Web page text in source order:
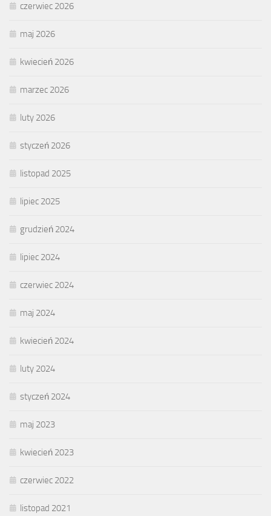
czerwiec 2026
maj 2026
kwiecień 2026
marzec 2026
luty 2026
styczeń 2026
listopad 2025
lipiec 2025
grudzień 2024
lipiec 2024
czerwiec 2024
maj 2024
kwiecień 2024
luty 2024
styczeń 2024
maj 2023
kwiecień 2023
czerwiec 2022
listopad 2021